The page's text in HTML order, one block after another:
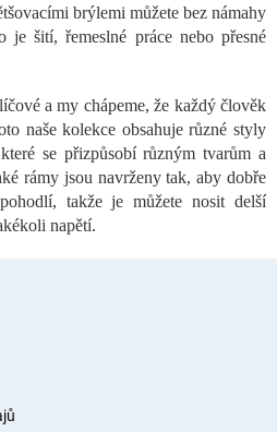
r
v
v
ý
p
i
s
u
brýlemi můžete bez námahy
je šití, řemeslné práce nebo přesné
a my chápeme, že každý člověk
naše kolekce obsahuje různé styly
se přizpůsobí různým tvarům a
rámy jsou navrženy tak, aby dobře
takže je můžete nosit delší
napětí.